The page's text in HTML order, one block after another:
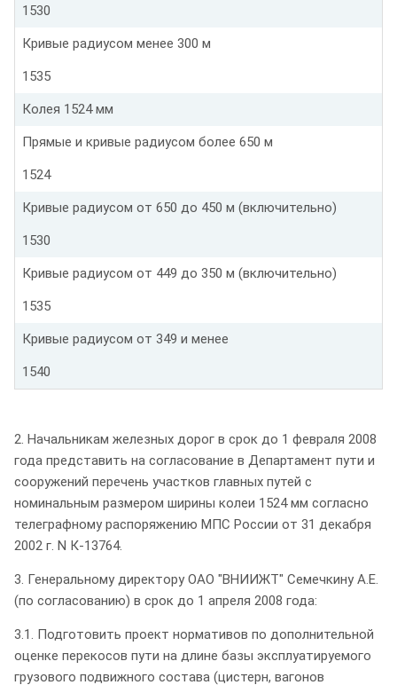
1530
Кривые радиусом менее 300 м
1535
Колея 1524 мм
Прямые и кривые радиусом более 650 м
1524
Кривые радиусом от 650 до 450 м (включительно)
1530
Кривые радиусом от 449 до 350 м (включительно)
1535
Кривые радиусом от 349 и менее
1540
2. Начальникам железных дорог в срок до 1 февраля 2008
года представить на согласование в Департамент пути и
сооружений перечень участков главных путей с
номинальным размером ширины колеи 1524 мм согласно
телеграфному распоряжению МПС России от 31 декабря
2002 г. N К-13764.
3. Генеральному директору ОАО "ВНИИЖТ" Семечкину А.Е.
(по согласованию) в срок до 1 апреля 2008 года:
3.1. Подготовить проект нормативов по дополнительной
оценке перекосов пути на длине базы эксплуатируемого
грузового подвижного состава (цистерн, вагонов